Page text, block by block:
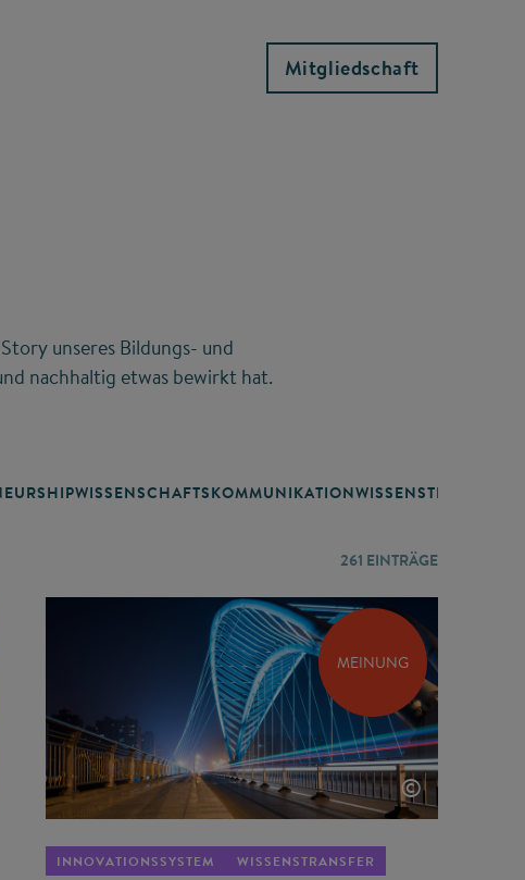
Mitgliedschaft
unseres Bildungs- und
nachhaltig etwas bewirkt hat.
WISSENSCHAFTSKOMMUNIKATIONWISSENSTRANSFER
261 EINTRÄGE
MEINUNG
©
INNOVATIONSSYSTEM WISSENSTRANSFER